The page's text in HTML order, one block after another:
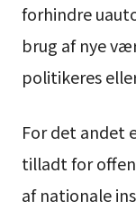
forhindre
brug af nye
politikeres
For det andet
tilladt for
af nationale